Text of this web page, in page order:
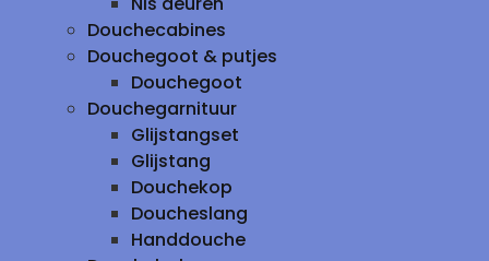
Douchecabines
Douchegoot & putjes
Douchegoot
Douchegarnituur
Glijstangset
Glijstang
Douchekop
Doucheslang
Handdouche